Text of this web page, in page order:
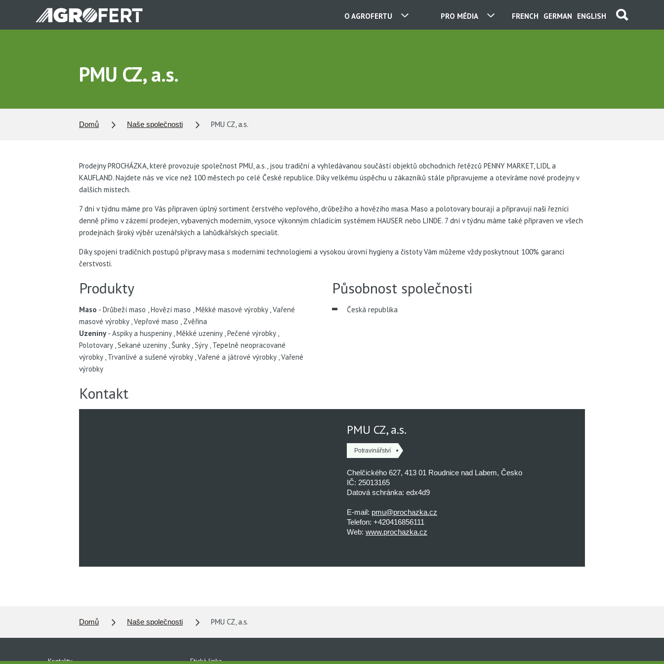
hlavnímu
ENGLISH
GERMAN
FRENCH
PRO MÉDIA
O AGROFERTU
KARIÉRA
PMU CZ, a.s.
Domů Naše společnosti PMU CZ, a.s.
Prodejny PROCHÁZKA, které provozuje společnost PMU, a.s., jsou tradiční a vyhledávanou součástí objektů obchodních řetězců PENNY MARKET, LIDL a
KAUFLAND. Najdete nás ve více než 100 městech po celé České republice. Díky velkému úspěchu u zákazníků stále připravujeme a otevíráme nové prodejny v
dalších místech.
7 dní v týdnu máme pro Vás připraven úplný sortiment čerstvého vepřového, drůbežího a hovězího masa. Maso a polotovary bourají a připravují naši řezníci
denně přímo v zázemí prodejen, vybavených moderním, vysoce výkonným chladícím systémem HAUSER nebo LINDE. 7 dní v týdnu máme také připraven ve všech
prodejnách široký výběr uzenářských a lahůdkářských specialit.
Díky spojení tradičních postupů přípravy masa s moderními technologiemi a vysokou úrovní hygieny a čistoty Vám můžeme vždy poskytnout 100% garanci
čerstvosti.
Produkty
Maso Drůbeží maso ,Hovězí maso ,Měkké masové výrobky ,Vařené
masové výrobky ,Vepřové maso , Zvěřina
Uzeniny
Aspiky a huspeniny ,Měkké uzeniny ,Pečené výrobky ,
Polotovary ,Sekané uzeniny ,Šunky ,Sýry , Tepelně neopracované
výrobky , Trvanlivé a sušené výrobky ,Vařené a játrové výrobky ,Vařené
výrobky
Působnost společnosti
Česká republika
Kontakt
PMU CZ, a.s.
Potravinářství
Chelčického 627, 413 01 Roudnice nad Labem, Česko
IČ: 25013165
Datová schránka: edx4d9
E-mail: pmu@prochazka.cz
Telefon: +420416856111
Web: www.prochazka.cz
Domů Naše společnosti PMU CZ, a.s.
Kontakty Etická linka